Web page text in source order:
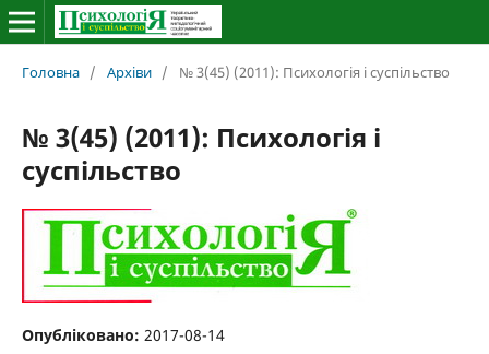
Головна / Архіви / № 3(45) (2011): Психологія і суспільство
№ 3(45) (2011): Психологія і
суспільство
Опубліковано: 2017-08-14